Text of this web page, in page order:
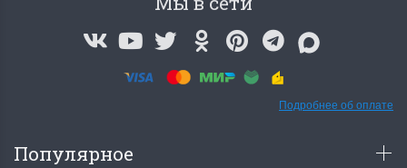
Подробнее об оплате
Популярное